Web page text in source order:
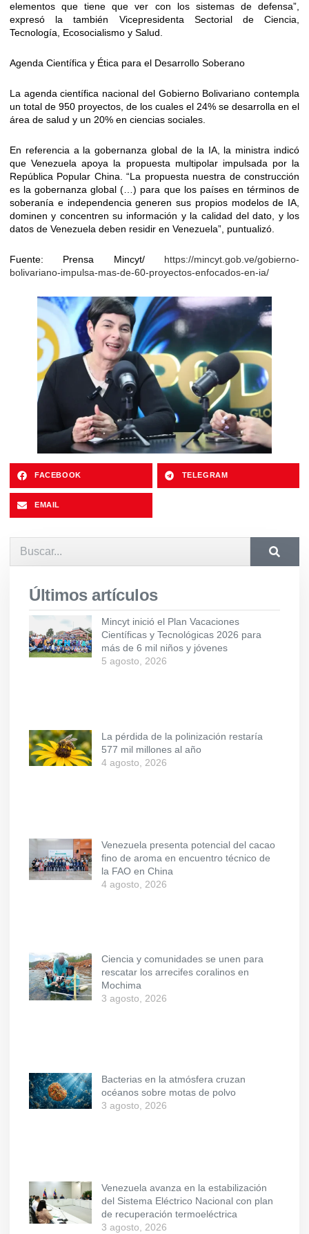
elementos que tiene que ver con los sistemas de defensa”,
expresó la también Vicepresidenta Sectorial de Ciencia,
Tecnología, Ecosocialismo y Salud.
Agenda Científica y Ética para el Desarrollo Soberano
La agenda científica nacional del Gobierno Bolivariano contempla
un total de 950 proyectos, de los cuales el 24% se desarrolla en el
área de salud y un 20% en ciencias sociales.
En referencia a la gobernanza global de la IA, la ministra indicó
que Venezuela apoya la propuesta multipolar impulsada por la
República Popular China. “La propuesta nuestra de construcción
es la gobernanza global (…) para que los países en términos de
soberanía e independencia generen sus propios modelos de IA,
dominen y concentren su información y la calidad del dato, y los
datos de Venezuela deben residir en Venezuela”, puntualizó.
Fuente: Prensa Mincyt/ https://mincyt.gob.ve/gobierno-
bolivariano-impulsa-mas-de-60-proyectos-enfocados-en-ia/
FACEBOOK TELEGRAM
EMAIL
Últimos artículos
Mincyt inició el Plan Vacaciones
Científicas y Tecnológicas 2026 para
más de 6 mil niños y jóvenes
5 agosto, 2026
La pérdida de la polinización restaría
577 mil millones al año
4 agosto, 2026
Venezuela presenta potencial del cacao
fino de aroma en encuentro técnico de
la FAO en China
4 agosto, 2026
Ciencia y comunidades se unen para
rescatar los arrecifes coralinos en
Mochima
3 agosto, 2026
Bacterias en la atmósfera cruzan
océanos sobre motas de polvo
3 agosto, 2026
Venezuela avanza en la estabilización
del Sistema Eléctrico Nacional con plan
de recuperación termoeléctrica
3 agosto, 2026